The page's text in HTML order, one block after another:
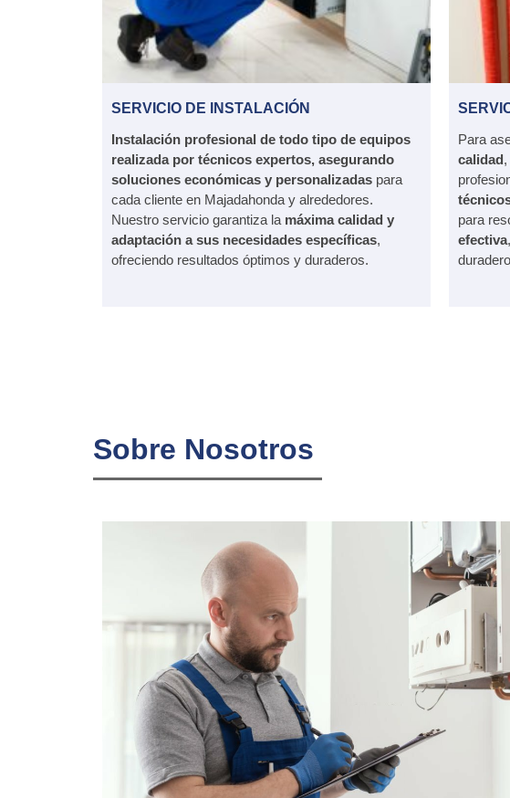
SERVICIO DE INSTALACIÓN
Instalación profesional de todo tipo de equipos
realizada por técnicos expertos, asegurando
soluciones económicas y personalizadas para
cada cliente en Majadahonda y alrededores.
Nuestro servicio garantiza la máxima calidad y
adaptación a sus necesidades específicas,
ofreciendo resultados óptimos y duraderos.
Para
calidad
para
efectiva
Sobre Nosotros